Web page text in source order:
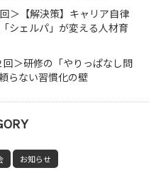
＞【解決策】キャリア自律
シェルパ」が変える人材育
＞研修の「やりっぱなし問
らない習慣化の壁
お知らせ